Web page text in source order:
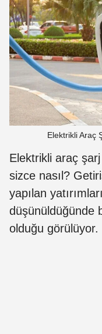
Elektrikli Araç
Elektrikli araç
sizce nasıl?
yapılan
düşünüldüğünde
olduğu görülüyor.